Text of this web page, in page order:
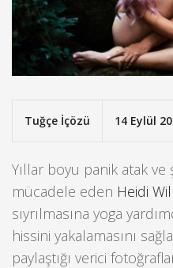
Tuğçe İçözü 14 Eylül
Yıllar boyu panik atak
mücadele eden Heidi
sıyrılmasına yoga
hissini yakalamasını
paylaştığı verici